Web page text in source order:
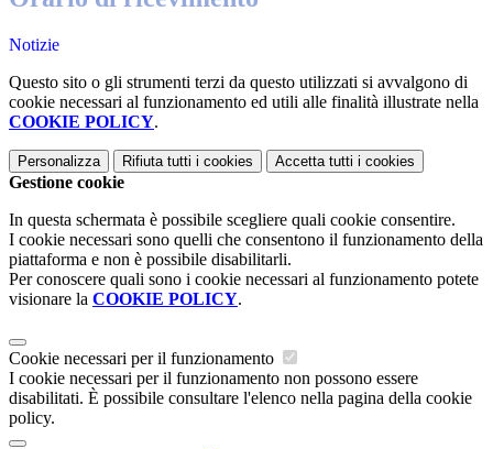
Notizie
Questo sito o gli strumenti terzi da questo utilizzati si avvalgono di
cookie necessari al funzionamento ed utili alle finalità illustrate nella
COOKIE POLICY.
Personalizza Rifiuta tutti i cookies Accetta tutti i cookies
Gestione cookie
In questa schermata è possibile scegliere quali cookie consentire.
I cookie necessari sono quelli che consentono il funzionamento della
piattaforma e non è possibile disabilitarli.
Per conoscere quali sono i cookie necessari al funzionamento potete
visionare la COOKIE POLICY.
Cookie necessari per il funzionamento
I cookie necessari per il funzionamento non possono essere
disabilitati. È possibile consultare l'elenco nella pagina della cookie
policy.